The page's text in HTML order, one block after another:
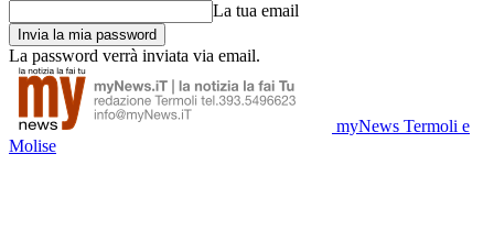
La tua email
La password verrà inviata via email.
myNews Termoli e
Molise